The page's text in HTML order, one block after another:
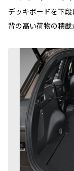
デッキボードを下
背の高い荷物の積載